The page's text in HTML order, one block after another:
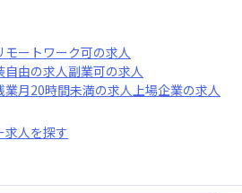
モートワーク可の求人
自由の求人副業可の求人
業月20時間未満の求人上場企業の求人
求人を探す